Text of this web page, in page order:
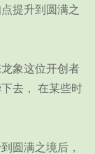
提升到圆满之
象这位开创者
去， 在某些时
圆满之境后，